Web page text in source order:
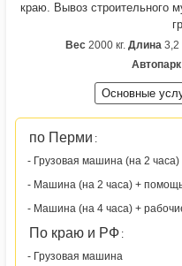
краю. Вывоз строительного
Вес 2000 кг. Длина 3,2
Основные
по Перми :
- Грузовая машина (на 2 часа)
- Машина (на 2 часа) + помощь
- Машина (на 4 часа) +
По краю и РФ :
- Грузовая машина